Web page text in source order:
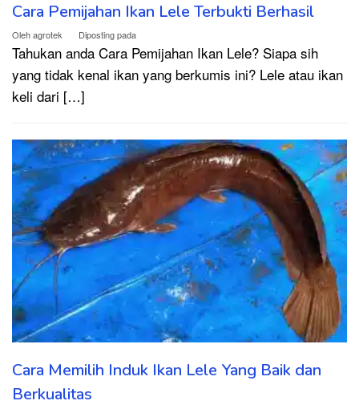
Cara Pemijahan Ikan Lele Terbukti Berhasil
Olehagrotek Diposting pada
Tahukan anda Cara Pemijahan Ikan Lele? Siapa sih
yang tidak kenal ikan yang berkumis ini? Lele atau ikan
keli dari […]
Cara Memilih Induk Ikan Lele Yang Baik dan
Berkualitas